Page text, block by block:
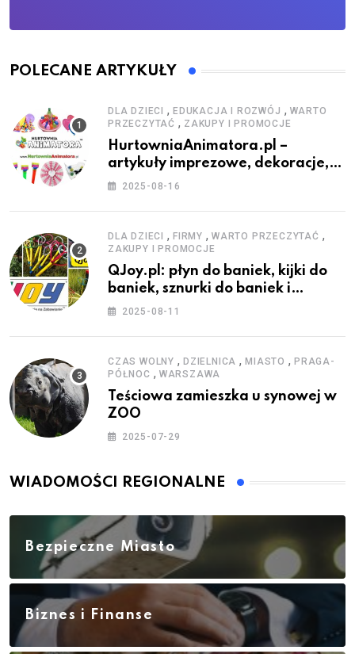
POLECANE ARTYKUŁY
DLA DZIECI , EDUKACJA I ROZWÓJ , WARTO
PRZECZYTAĆ , ZAKUPY I PROMOCJE
HurtowniaAnimatora.pl –
artykuły imprezowe, dekoracje,
stroje i akcesoria dla animatorów
2025-08-16
DLA DZIECI , FIRMY , WARTO PRZECZYTAĆ ,
ZAKUPY I PROMOCJE
QJoy.pl: płyn do baniek, kijki do
baniek, sznurki do baniek i
zestawy do baniek
2025-08-11
CZAS WOLNY , DZIELNICA ,MIASTO ,PRAGA-
PÓŁNOC , WARSZAWA
Teściowa zamieszka u synowej w
ZOO
2025-07-29
WIADOMOŚCI REGIONALNE
Bezpieczne Miasto
Biznes i Finanse